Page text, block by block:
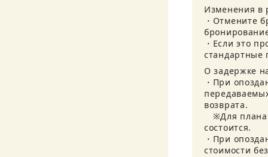
Изменения в
・Отмените
・Если это
стандартные
О задержке
・При
возврата.
※Для плана
состоится.
・При
стоимости